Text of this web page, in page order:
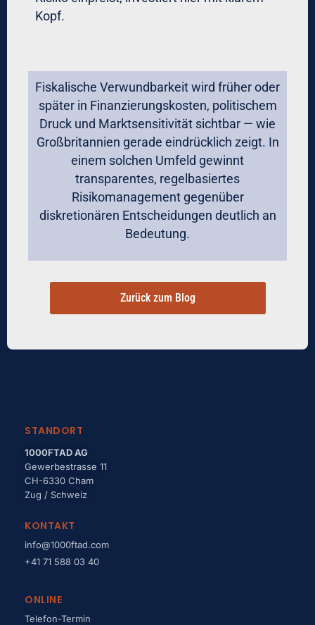
Kopf.
Fiskalische Verwundbarkeit wird früher oder
später in Finanzierungskosten, politischem
Druck und Marktsensitivität sichtbar — wie
Großbritannien gerade eindrücklich zeigt. In
einem solchen Umfeld gewinnt
transparentes, regelbasiertes
Risikomanagement gegenüber
diskretionären Entscheidungen deutlich an
Bedeutung.
Zurück zum Blog
STANDORT
1000FTAD AG
Gewerbestrasse 11
CH-6330 Cham
Zug / Schweiz
KONTAKT
info@1000ftad.com
+41 71 588 03 40
ONLINE
Telefon-Termin